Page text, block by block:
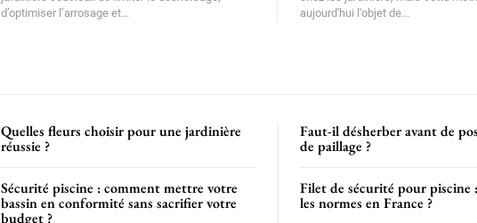
d’optimiser l’arrosage et...
aujourd'hui l'objet de...
Quelles fleurs choisir pour une jardinière
réussie ?
Sécurité piscine : comment mettre votre
bassin en conformité sans sacrifier votre
budget ?
Faut-il désherber avant de
de paillage ?
Filet de sécurité pour piscine
les normes en France ?